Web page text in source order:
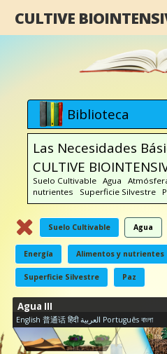
CULTIVE
Biblioteca
Las Necesidades
CULTIVE
Suelo Cultivable Agua
nutrientes Superficie Silvestre
Suelo Cultivable Agua
Energía Alimentos y nutrientes
Superficie Silvestre Paz
Agua III
English 普通话 हिंदी العربية Português বাংলা